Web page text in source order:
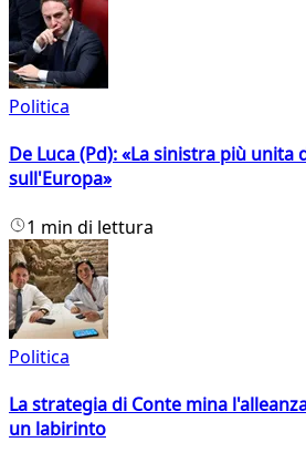
Politica
De Luca (Pd): «La sinistra più unita
sull'Europa»
1 min di lettura
Politica
La strategia di Conte mina
un labirinto